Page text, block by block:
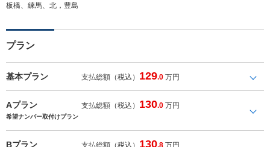
板橋、練馬、北，豊島
プラン
基本プラン 支払総額（税込） 129.0 万円
Aプラン 支払総額（税込） 130.0 万円
希望ナンバー取付けプラン
Bプラン 支払総額（税込） 130.8 万円